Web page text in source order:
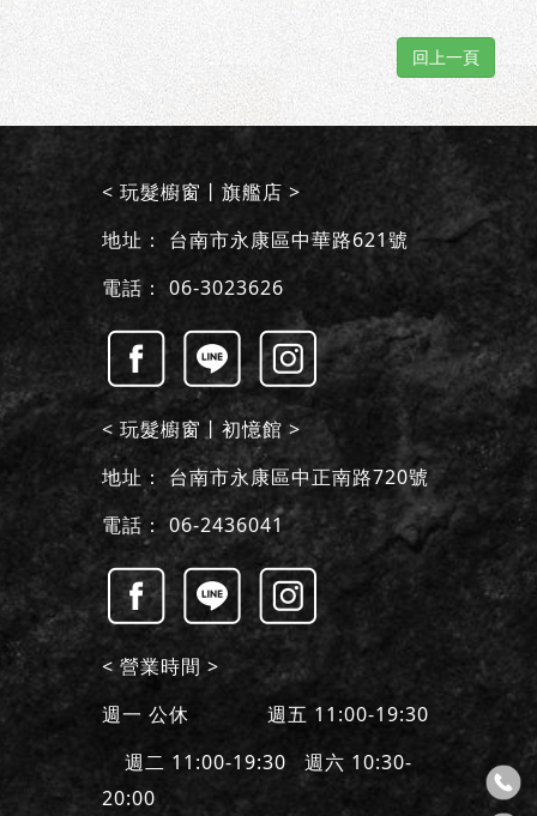
回上一頁
< 玩髮櫥窗丨旗艦店 >
地址： 台南市永康區中華路621號
電話： 06-3023626
< 玩髮櫥窗丨初憶館 >
地址：台南市永康區中正南路720號
電話：06-2436041
< 營業時間 >
週一 公休 週五 11:00-19:30
週二 11:00-19:30 週六 10:30-
20:00